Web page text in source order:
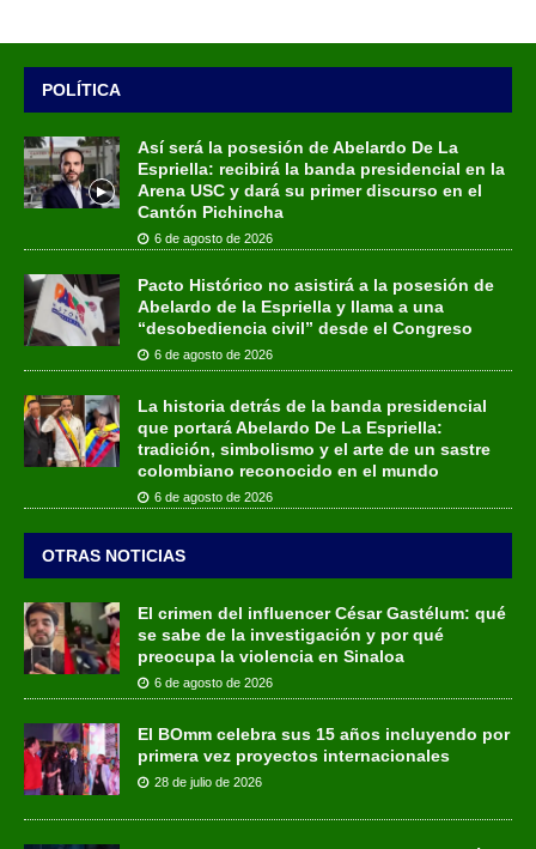
POLÍTICA
Así será la posesión de Abelardo De La
Espriella: recibirá la banda presidencial en la
Arena USC y dará su primer discurso en el
Cantón Pichincha
6 de agosto de 2026
Pacto Histórico no asistirá a la posesión de
Abelardo de la Espriella y llama a una
“desobediencia civil” desde el Congreso
6 de agosto de 2026
La historia detrás de la banda presidencial
que portará Abelardo De La Espriella:
tradición, simbolismo y el arte de un sastre
colombiano reconocido en el mundo
6 de agosto de 2026
OTRAS NOTICIAS
El crimen del influencer César Gastélum: qué
se sabe de la investigación y por qué
preocupa la violencia en Sinaloa
6 de agosto de 2026
El BOmm celebra sus 15 años incluyendo por
primera vez proyectos internacionales
28 de julio de 2026